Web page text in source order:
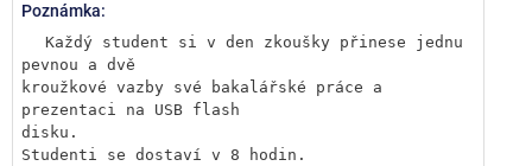
Poznámka:
Každý student si v den zkoušky přinese jednu
pevnou a dvě
kroužkové vazby své bakalářské práce a
prezentaci na USB flash
disku.
Studenti se dostaví v 8 hodin.